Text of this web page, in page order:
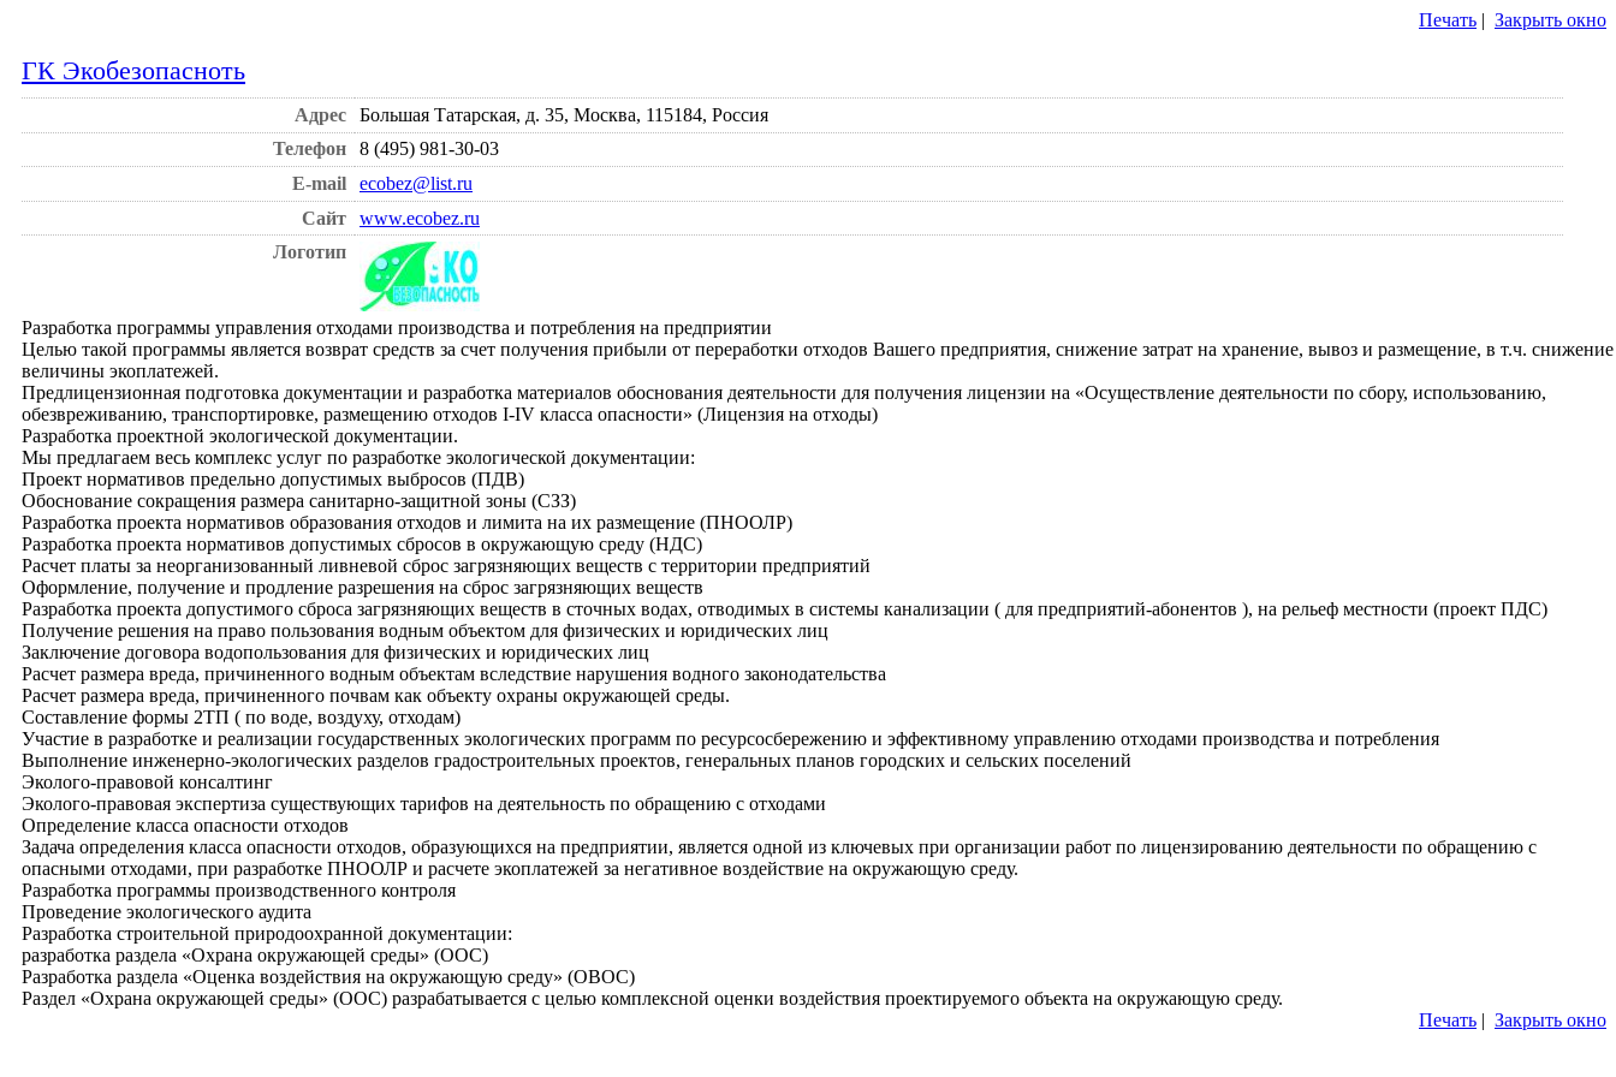
Печать | Закрыть окно
ГК Экобезопасноть
Адрес
Большая Татарская, д. 35, Москва, 115184, Россия
Телефон
8 (495) 981-30-03
E-mail
ecobez@list.ru
Сайт
www.ecobez.ru
Логотип
Разработка программы управления отходами производства и потребления на предприятии
Целью такой программы является возврат средств за счет получения прибыли от переработки отходов Вашего предприятия, снижение затрат на хранение, вывоз и размещение, в т.ч. снижение
величины экоплатежей.
Предлицензионная подготовка документации и разработка материалов обоснования деятельности для получения лицензии на «Осуществление деятельности по сбору, использованию,
обезвреживанию, транспортировке, размещению отходов I-IV класса опасности» (Лицензия на отходы)
Разработка проектной экологической документации.
Мы предлагаем весь комплекс услуг по разработке экологической документации:
Проект нормативов предельно допустимых выбросов (ПДВ)
Обоснование сокращения размера санитарно-защитной зоны (СЗЗ)
Разработка проекта нормативов образования отходов и лимита на их размещение (ПНООЛР)
Разработка проекта нормативов допустимых сбросов в окружающую среду (НДС)
Расчет платы за неорганизованный ливневой сброс загрязняющих веществ с территории предприятий
Оформление, получение и продление разрешения на сброс загрязняющих веществ
Разработка проекта допустимого сброса загрязняющих веществ в сточных водах, отводимых в системы канализации ( для предприятий-абонентов ), на рельеф местности (проект ПДС)
Получение решения на право пользования водным объектом для физических и юридических лиц
Заключение договора водопользования для физических и юридических лиц
Расчет размера вреда, причиненного водным объектам вследствие нарушения водного законодательства
Расчет размера вреда, причиненного почвам как объекту охраны окружающей среды.
Составление формы 2ТП ( по воде, воздуху, отходам)
Участие в разработке и реализации государственных экологических программ по ресурсосбережению и эффективному управлению отходами производства и потребления
Выполнение инженерно-экологических разделов градостроительных проектов, генеральных планов городских и сельских поселений
Эколого-правовой консалтинг
Эколого-правовая экспертиза существующих тарифов на деятельность по обращению с отходами
Определение класса опасности отходов
Задача определения класса опасности отходов, образующихся на предприятии, является одной из ключевых при организации работ по лицензированию деятельности по обращению с
опасными отходами, при разработке ПНООЛР и расчете экоплатежей за негативное воздействие на окружающую среду.
Разработка программы производственного контроля
Проведение экологического аудита
Разработка строительной природоохранной документации:
разработка раздела «Охрана окружающей среды» (ООС)
Разработка раздела «Оценка воздействия на окружающую среду» (ОВОС)
Раздел «Охрана окружающей среды» (ООС) разрабатывается с целью комплексной оценки воздействия проектируемого объекта на окружающую среду.
Печать | Закрыть окно